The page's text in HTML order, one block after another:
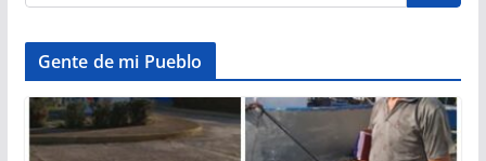
Gente de mi Pueblo